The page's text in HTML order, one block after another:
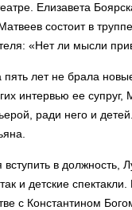
Елизавета
состоит в
«Нет ли мысли
лет не брала
интервью ее
ради него и
вступить в
и детские
с Константином